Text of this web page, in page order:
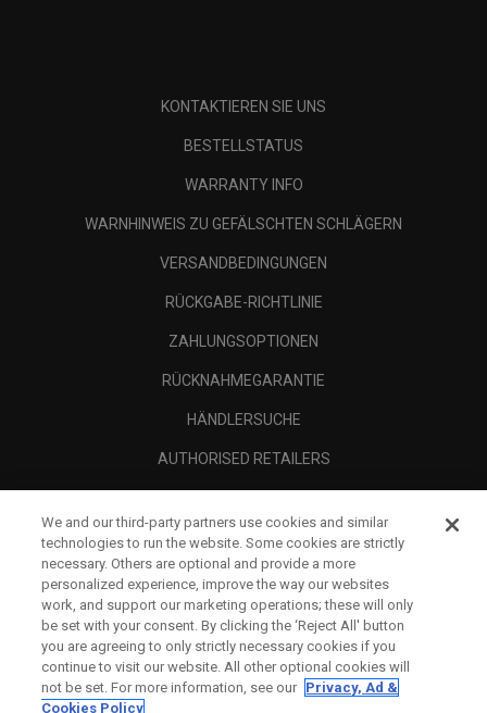
KONTAKTIEREN SIE UNS
BESTELLSTATUS
WARRANTY INFO
WARNHINWEIS ZU GEFÄLSCHTEN SCHLÄGERN
VERSANDBEDINGUNGEN
RÜCKGABE-RICHTLINIE
ZAHLUNGSOPTIONEN
RÜCKNAHMEGARANTIE
HÄNDLERSUCHE
AUTHORISED RETAILERS
UNTERNEHMENSPROFIL
RECHTLICHES-
We and our third-party partners use cookies and similar
technologies to run the website. Some cookies are strictly
necessary. Others are optional and provide a more
personalized experience, improve the way our websites
work, and support our marketing operations; these will only
be set with your consent. By clicking the ‘Reject All' button
you are agreeing to only strictly necessary cookies if you
continue to visit our website. All other optional cookies will
not be set. For more information, see our Privacy, Ad &
Cookies Policy